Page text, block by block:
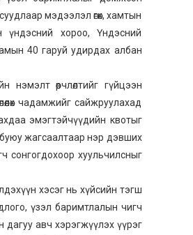
мэдээлэл өгөх, хамтын
үндэсний хороо, Үндэсний
40 гаруй удирдах албан
өөрчлөлтийг гүйцээн
чадамжийг сайжруулахад
эмэгтэйчүүдийн квотыг
буюу жагсаалтаар нэр дэвших
сонгогдохоор хуульчилсныг
хэсэг нь хүйсийн тэгш
үзэл баримтлалын чигч
авч хэрэгжүүлэх үүрэг